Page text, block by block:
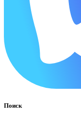
Поиск